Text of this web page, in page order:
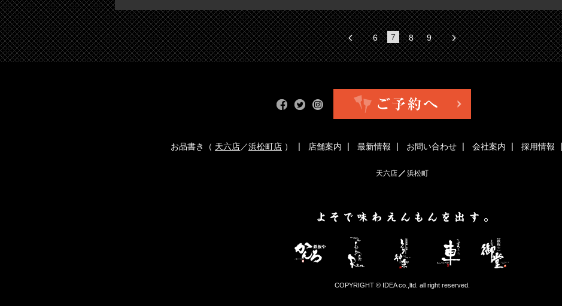
6 7 8 9
お品書き（ 天六店／浜松町店 ） 店舗案内 最新情報 お問い合わせ 会社案内 採用情報
天六店 浜松町
COPYRIGHT © IDEA co.,ltd. all right reserved.